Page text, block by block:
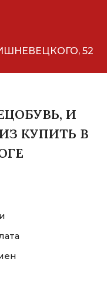
52
И
КУПИТЬ В